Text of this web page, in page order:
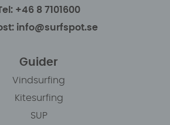
+46 8 7101600
info@surfspot.se
Guider
Vindsurfing
Kitesurfing
SUP